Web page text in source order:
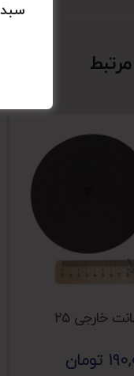
کش ۱.۵ سانت خارجی ۲۵
تومان